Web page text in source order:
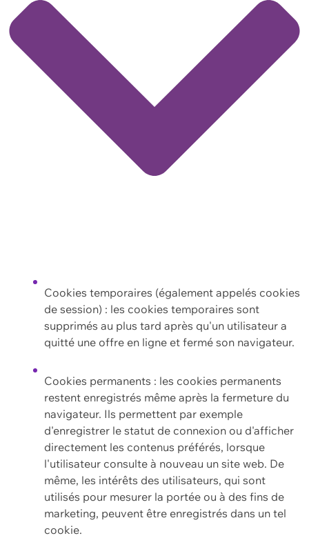
Cookies temporaires (également appelés cookies
de session) : les cookies temporaires sont
supprimés au plus tard après qu'un utilisateur a
quitté une offre en ligne et fermé son navigateur.
Cookies permanents : les cookies permanents
restent enregistrés même après la fermeture du
navigateur. Ils permettent par exemple
d'enregistrer le statut de connexion ou d'afficher
directement les contenus préférés, lorsque
l'utilisateur consulte à nouveau un site web. De
même, les intérêts des utilisateurs, qui sont
utilisés pour mesurer la portée ou à des fins de
marketing, peuvent être enregistrés dans un tel
cookie.